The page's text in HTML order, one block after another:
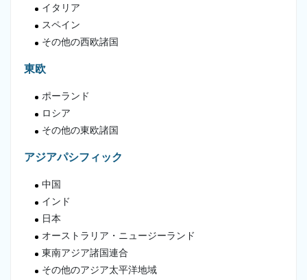
イタリア
スペイン
その他の西欧諸国
東欧
ポーランド
ロシア
その他の東欧諸国
アジアパシフィック
中国
インド
日本
オーストラリア・ニュージーランド
東南アジア諸国連合
その他のアジア太平洋地域